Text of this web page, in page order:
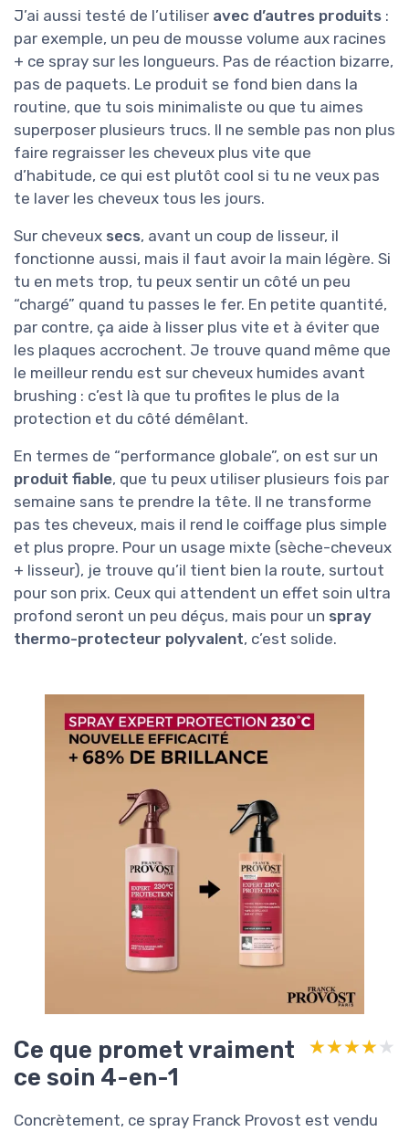
J’ai aussi testé de l’utiliser avec d’autres produits :
par exemple, un peu de mousse volume aux racines
+ ce spray sur les longueurs. Pas de réaction bizarre,
pas de paquets. Le produit se fond bien dans la
routine, que tu sois minimaliste ou que tu aimes
superposer plusieurs trucs. Il ne semble pas non plus
faire regraisser les cheveux plus vite que
d’habitude, ce qui est plutôt cool si tu ne veux pas
te laver les cheveux tous les jours.
Sur cheveux secs, avant un coup de lisseur, il
fonctionne aussi, mais il faut avoir la main légère. Si
tu en mets trop, tu peux sentir un côté un peu
“chargé” quand tu passes le fer. En petite quantité,
par contre, ça aide à lisser plus vite et à éviter que
les plaques accrochent. Je trouve quand même que
le meilleur rendu est sur cheveux humides avant
brushing : c’est là que tu profites le plus de la
protection et du côté démêlant.
En termes de “performance globale”, on est sur un
produit fiable, que tu peux utiliser plusieurs fois par
semaine sans te prendre la tête. Il ne transforme
pas tes cheveux, mais il rend le coiffage plus simple
et plus propre. Pour un usage mixte (sèche-cheveux
+ lisseur), je trouve qu’il tient bien la route, surtout
pour son prix. Ceux qui attendent un effet soin ultra
profond seront un peu déçus, mais pour un spray
thermo-protecteur polyvalent, c’est solide.
Ce que promet vraiment
ce soin 4-en-1
★★★★★
★★★★★
Concrètement, ce spray Franck Provost est vendu